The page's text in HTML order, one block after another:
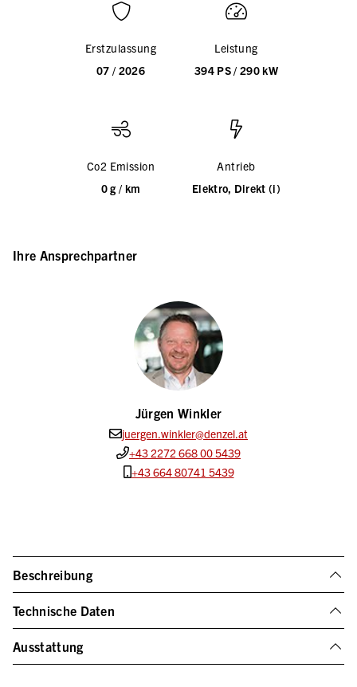
Erstzulassung
07 / 2026
Leistung
394 PS / 290 kW
Co2 Emission
0 g / km
Antrieb
Elektro, Direkt (i)
Ihre Ansprechpartner
Jürgen Winkler
juergen.winkler@denzel.at
+43 2272 668 00 5439
+43 664 80741 5439
Beschreibung
Technische Daten
Ausstattung